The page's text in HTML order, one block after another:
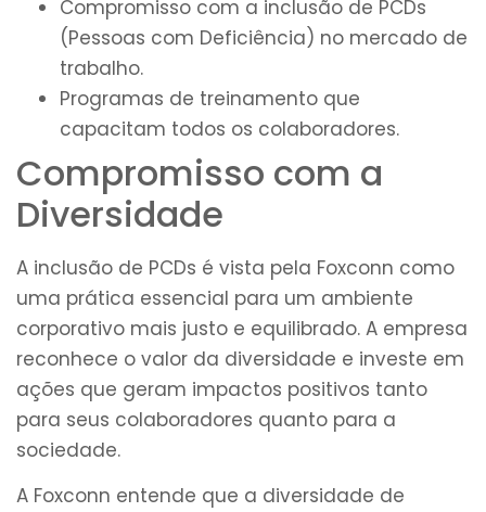
Compromisso com a inclusão de PCDs
(Pessoas com Deficiência) no mercado de
trabalho.
Programas de treinamento que
capacitam todos os colaboradores.
Compromisso com a
Diversidade
A inclusão de PCDs é vista pela Foxconn como
uma prática essencial para um ambiente
corporativo mais justo e equilibrado. A empresa
reconhece o valor da diversidade e investe em
ações que geram impactos positivos tanto
para seus colaboradores quanto para a
sociedade.
A Foxconn entende que a diversidade de